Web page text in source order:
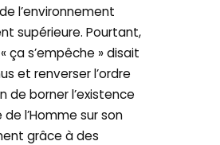
l’environnement
supérieure. Pourtant,
ça s’empêche » disait
et renverser l’ordre
de borner l’existence
de l’Homme sur son
grâce à des